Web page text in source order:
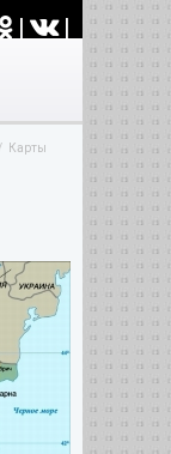
| |
Карты